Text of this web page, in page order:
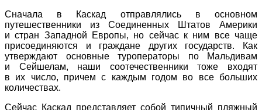
Сначала в Каскад отправлялись в основном
путешественники из Соединенных Штатов Америки
и стран Западной Европы, но сейчас к ним все чаще
присоединяются и граждане других государств. Как
утверждают основные туроператоры по Мальдивам
и Сейшелам, наши соотечественники тоже входят
в их число, причем с каждым годом во все больших
количествах.
Сейчас Каскад представляет собой типичный пляжный